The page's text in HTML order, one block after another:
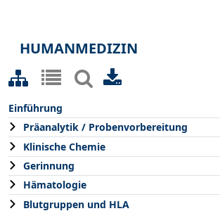
HUMANMEDIZIN
Einführung
Präanalytik / Probenvorbereitung
Klinische Chemie
Gerinnung
Hämatologie
Blutgruppen und HLA